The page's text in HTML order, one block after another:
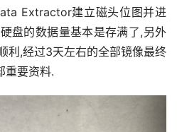
Extractor建立磁头位图并进
盘的数据量基本是存满了,另外
利,经过3天左右的全部镜像最终
重要资料.